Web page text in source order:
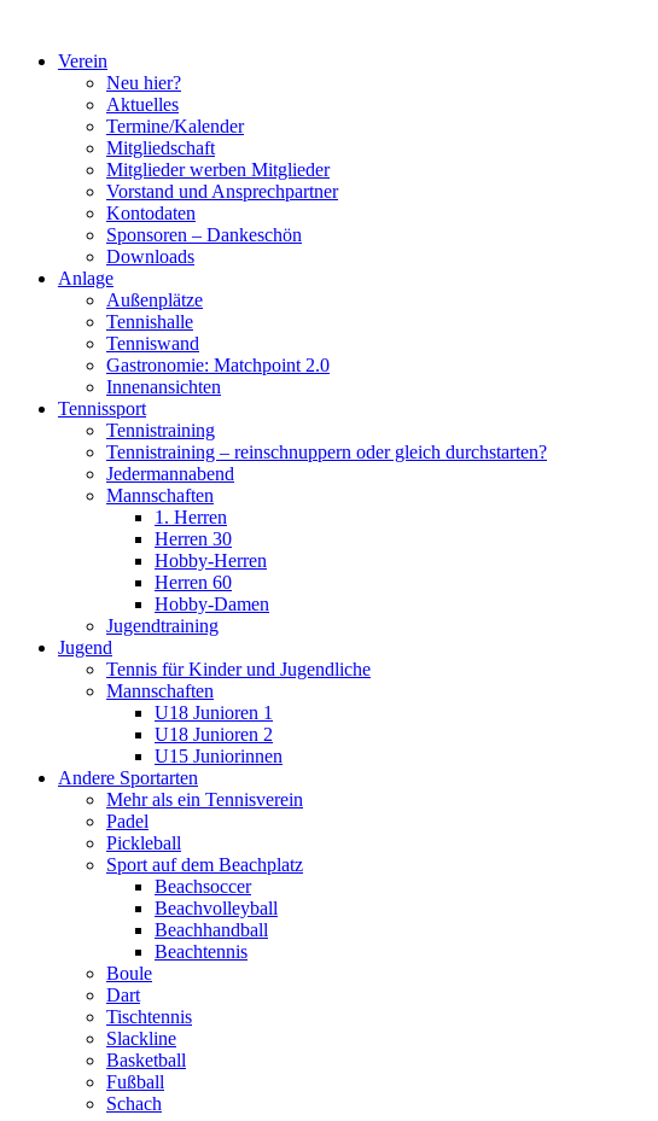
springenVerein
Neu hier?
Aktuelles
Termine/Kalender
Mitgliedschaft
Mitglieder werben Mitglieder
Vorstand und Ansprechpartner
Kontodaten
Sponsoren – Dankeschön
Downloads
Anlage
Außenplätze
Tennishalle
Tenniswand
Gastronomie: Matchpoint 2.0
Innenansichten
Tennissport
Tennistraining
Tennistraining – reinschnuppern oder gleich durchstarten?
Jedermannabend
Mannschaften
1. Herren
Herren 30
Hobby-Herren
Herren 60
Hobby-Damen
Jugendtraining
Jugend
Tennis für Kinder und Jugendliche
Mannschaften
U18 Junioren 1
U18 Junioren 2
U15 Juniorinnen
Andere Sportarten
Mehr als ein Tennisverein
Padel
Pickleball
Sport auf dem Beachplatz
Beachsoccer
Beachvolleyball
Beachhandball
Beachtennis
Boule
Dart
Tischtennis
Slackline
Basketball
Fußball
Schach